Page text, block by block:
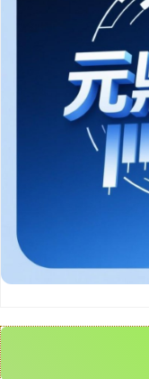
沪深300
北证50